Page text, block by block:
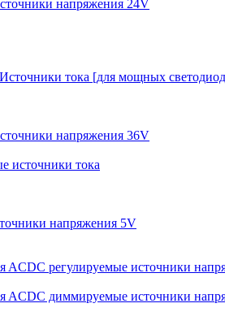
напряжения 24V
Источники тока [для мощных
напряжения 36V
источники тока
напряжения 5V
ACDC регулируемые источники
ACDC диммируемые источники